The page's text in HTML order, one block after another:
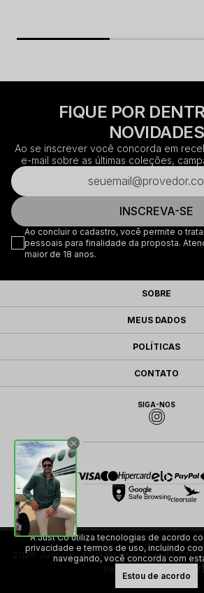
FIQUE POR
NOVIDADES
Ao se inscrever você concorda em
e-mail sobre as últimas coleções,
INSCREVA-SE
Ao concluir o cadastro, você permite o
pessoais para finalidade da proposta.
maior de 18 anos.
SOBRE
MEUS DADOS
POLÍTICAS
CONTATO
SIGA-NOS
2026 Just Co. All rights reserved |
A Just Co utiliza tecnologias de acordo
privacidade e termos de uso, incluindo
navegando, você concorda com
Estou de acordo